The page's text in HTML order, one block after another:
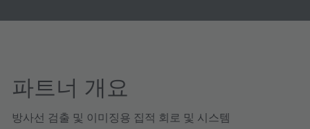
파트너 개요
방사선 검출 및 이미징용 집적 회로 및 시스템